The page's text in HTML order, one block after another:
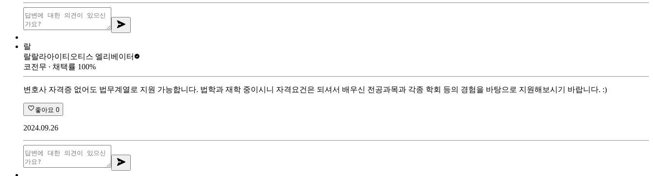
랄
랄랄라아이티 오티스 엘리베이터
코전무 ∙ 채택률 100%
변호사 자격증 없어도 법무계열로 지원 가능합니다. 법학과 재학 중이시니 자격요건은 되셔서 배우신 전공과목과 각종 학회 등의 경험을 바탕으로 지원해보시기 바랍니다. :)
좋아요 0
2024.09.26